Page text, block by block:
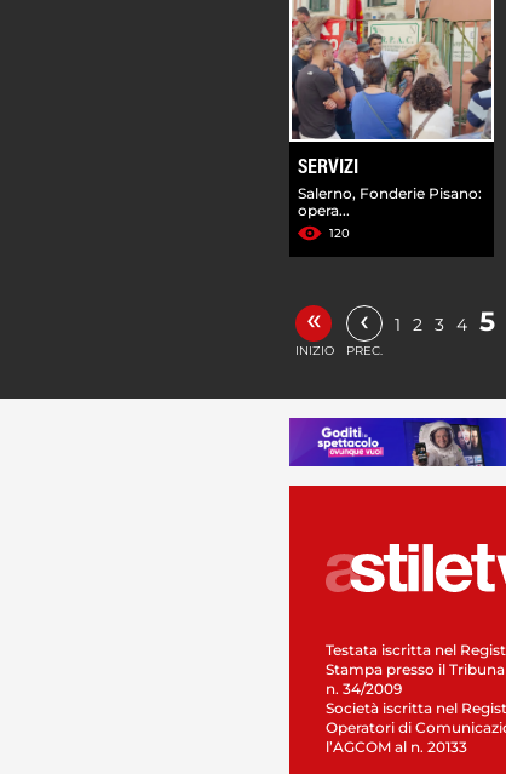
SERVIZI
Salerno, Fonderie Pisano:
opera...
120
«
INIZIO
‹
PREC.
1 2 3 4 5
Testata iscritta nel
Stampa presso il
n. 34/2009
Società iscritta nel
Operatori di
l’AGCOM al n. 20133